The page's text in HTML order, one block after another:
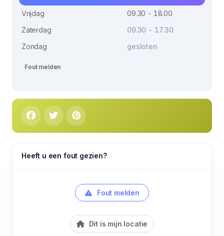
Vrijdag
09.30 - 18.00
Zaterdag
09.30 - 17.30
Zondag
gesloten
Fout melden
Heeft u een fout gezien?
Fout melden
Dit is mijn locatie